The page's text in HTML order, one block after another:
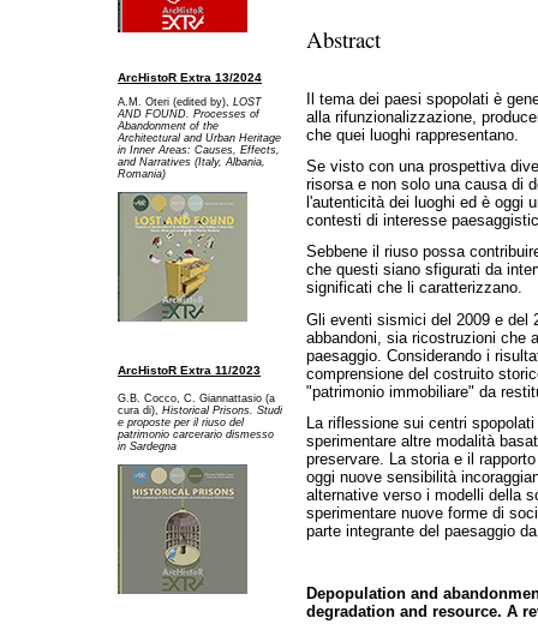
ArcHistoR Extra 13/2024
A.M. Oteri (edited by), LOST
AND FOUND. Processes of
Abandonment of the
Architectural and Urban Heritage
in Inner Areas: Causes, Effects,
and Narratives (Italy, Albania,
Romania)
ArcHistoR Extra 11/2023
G.B. Cocco, C. Giannattasio (a
cura di), Historical Prisons. Studi
e proposte per il riuso del
patrimonio carcerario dismesso
in Sardegna
Abstract
Il tema dei paesi spopolati è
alla rifunzionalizzazione,
che quei luoghi rappresentano.
Se visto con una prospettiva
risorsa e non solo una causa di
l'autenticità dei luoghi ed è oggi
contesti di interesse
Sebbene il riuso possa
che questi siano sfigurati da
significati che li caratterizzano.
Gli eventi sismici del 2009 e del
abbandoni, sia ricostruzioni che
paesaggio. Considerando i
comprensione del costruito
"patrimonio immobiliare" da
La riflessione sui centri
sperimentare altre modalità
preservare. La storia e il
oggi nuove sensibilità
alternative verso i modelli della
sperimentare nuove forme di
parte integrante del paesaggio
Depopulation and
degradation and resource. A